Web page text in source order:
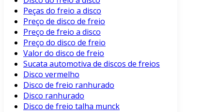
Peças do freio a disco
Preço de disco de freio
Preço de freio a disco
Preço do disco de freio
Valor do disco de freio
Sucata automotiva de discos de freios
Disco vermelho
Disco de freio ranhurado
Disco ranhurado
Disco de freio talha munck